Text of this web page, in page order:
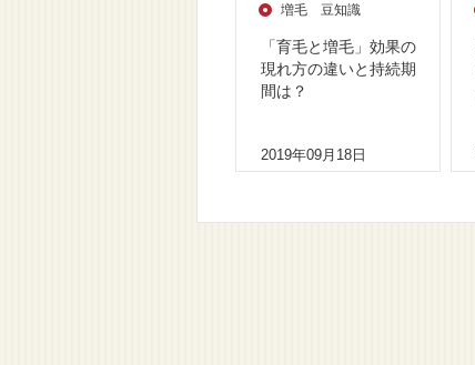
増毛 豆知識
「育毛と増毛」効果の
現れ方の違いと持続期
間は？
2019年09月18日